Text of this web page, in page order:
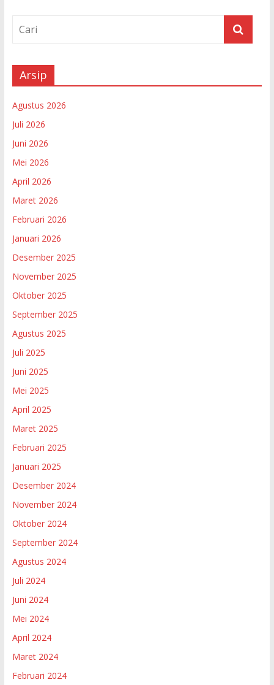
Arsip
Agustus 2026
Juli 2026
Juni 2026
Mei 2026
April 2026
Maret 2026
Februari 2026
Januari 2026
Desember 2025
November 2025
Oktober 2025
September 2025
Agustus 2025
Juli 2025
Juni 2025
Mei 2025
April 2025
Maret 2025
Februari 2025
Januari 2025
Desember 2024
November 2024
Oktober 2024
September 2024
Agustus 2024
Juli 2024
Juni 2024
Mei 2024
April 2024
Maret 2024
Februari 2024